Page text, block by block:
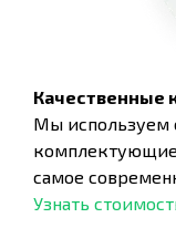
Качественные
Мы используем
самое
Узнать